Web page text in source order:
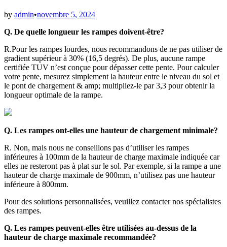
by admin•novembre 5, 2024
Q. De quelle longueur les rampes doivent-être?
R.Pour les rampes lourdes, nous recommandons de ne pas utiliser de
gradient supérieur à 30% (16,5 degrés). De plus, aucune rampe
certifiée TUV n’est conçue pour dépasser cette pente. Pour calculer
votre pente, mesurez simplement la hauteur entre le niveau du sol et
le pont de chargement & amp; multipliez-le par 3,3 pour obtenir la
longueur optimale de la rampe.
Q. Les rampes ont-elles une hauteur de chargement minimale?
R. Non, mais nous ne conseillons pas d’utiliser les rampes
inférieures à 100mm de la hauteur de charge maximale indiquée car
elles ne resteront pas à plat sur le sol. Par exemple, si la rampe a une
hauteur de charge maximale de 900mm, n’utilisez pas une hauteur
inférieure à 800mm.
Pour des solutions personnalisées, veuillez contacter nos spécialistes
des rampes.
Q. Les rampes peuvent-elles être utilisées au-dessus de la
hauteur de charge maximale recommandée?